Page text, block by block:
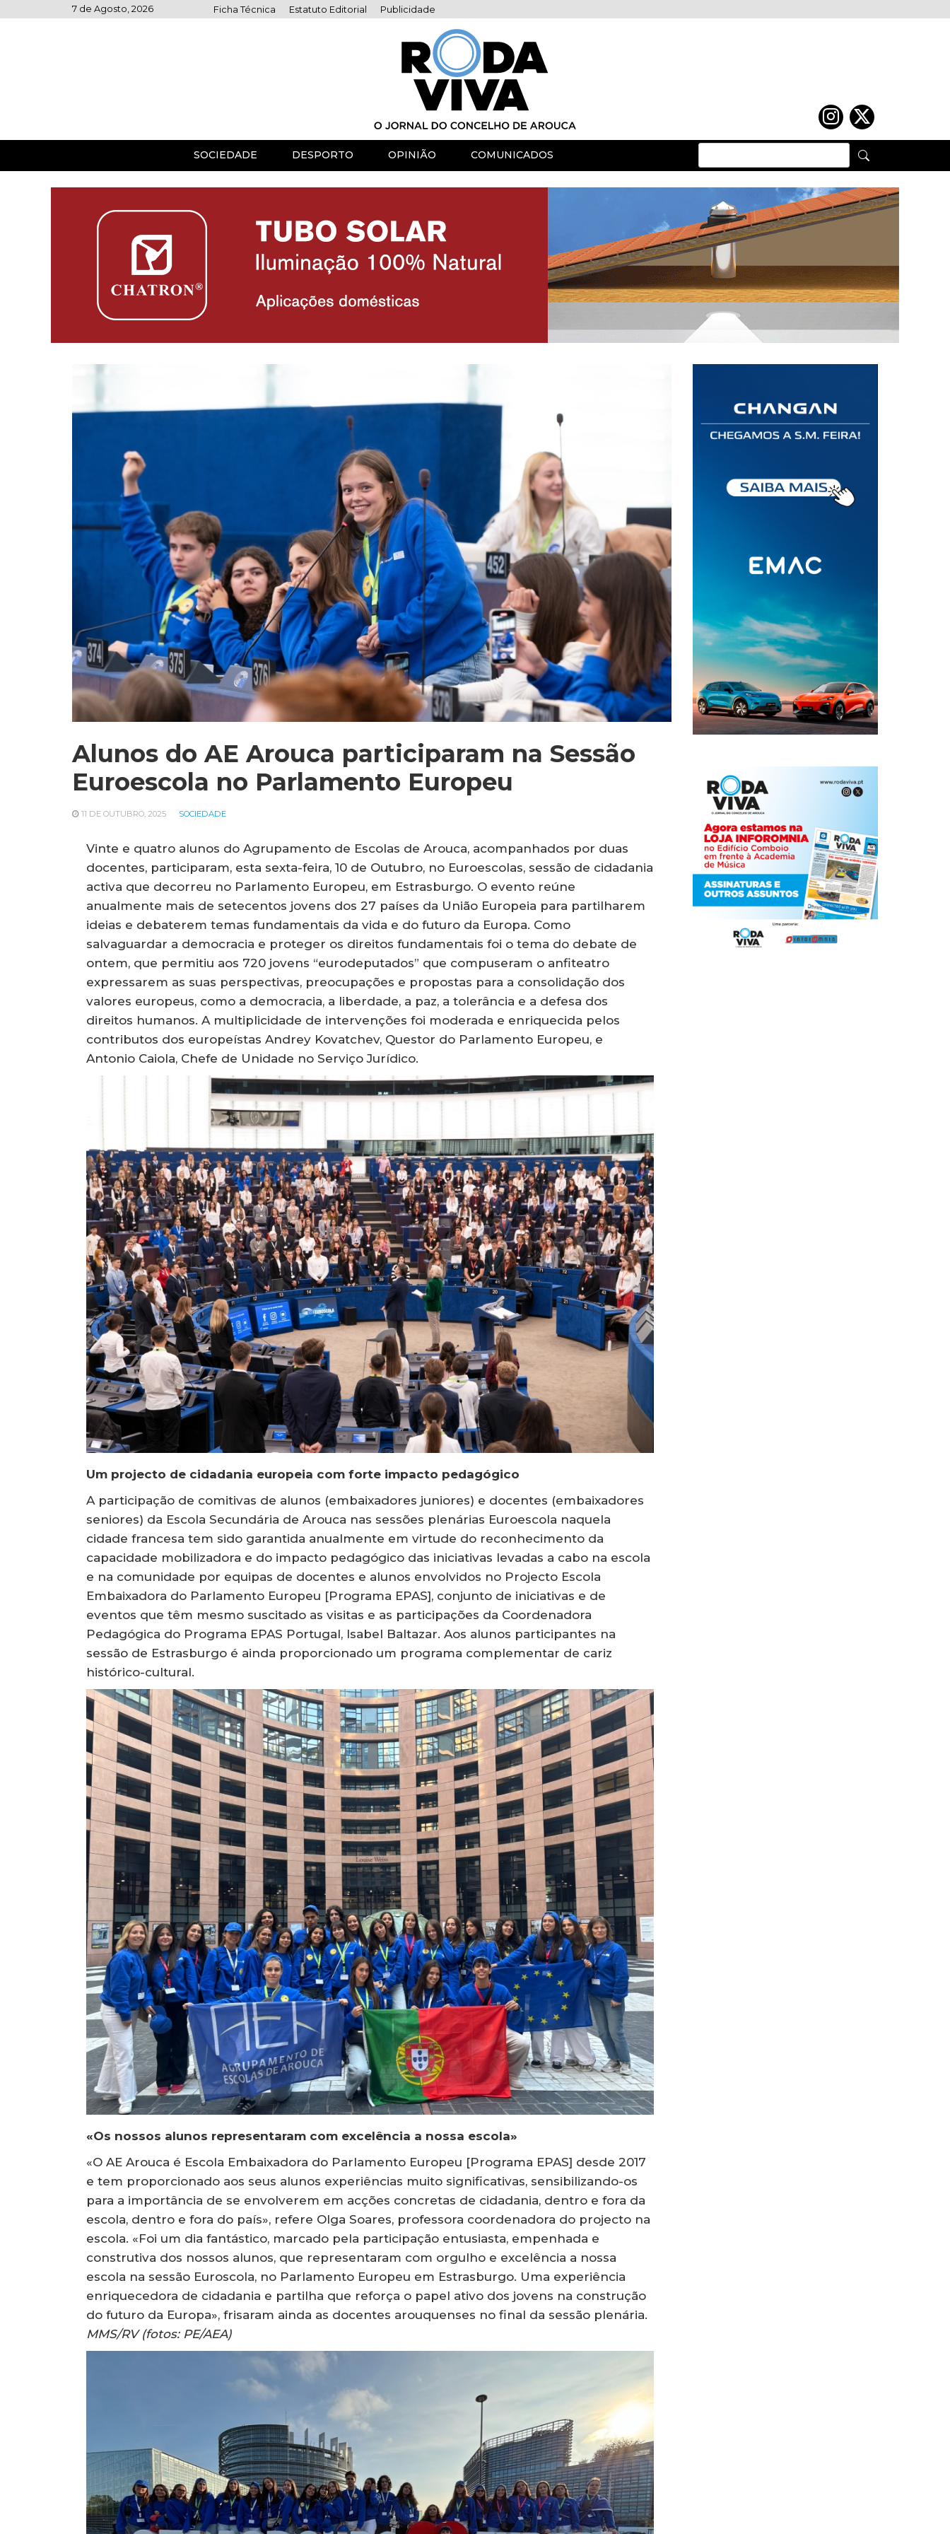
to
7 de Agosto, 2026 Ficha Técnica Estatuto Editorial Publicidade
SOCIEDADE DESPORTO OPINIÃO COMUNICADOS
Alunos do AE Arouca participaram na Sessão
Euroescola no Parlamento Europeu
11 DE OUTUBRO, 2025 SOCIEDADE
Vinte e quatro alunos do Agrupamento de Escolas de Arouca, acompanhados por duas
docentes, participaram, esta sexta-feira, 10 de Outubro, no Euroescolas, sessão de cidadania
activa que decorreu no Parlamento Europeu, em Estrasburgo. O evento reúne
anualmente mais de setecentos jovens dos 27 países da União Europeia para partilharem
ideias e debaterem temas fundamentais da vida e do futuro da Europa. Como
salvaguardar a democracia e proteger os direitos fundamentais foi o tema do debate de
ontem, que permitiu aos 720 jovens “eurodeputados” que compuseram o anfiteatro
expressarem as suas perspectivas, preocupações e propostas para a consolidação dos
valores europeus, como a democracia, a liberdade, a paz, a tolerância e a defesa dos
direitos humanos. A multiplicidade de intervenções foi moderada e enriquecida pelos
contributos dos europeístas Andrey Kovatchev, Questor do Parlamento Europeu, e
Antonio Caiola, Chefe de Unidade no Serviço Jurídico.
Um projecto de cidadania europeia com forte impacto pedagógico
A participação de comitivas de alunos (embaixadores juniores) e docentes (embaixadores
seniores) da Escola Secundária de Arouca nas sessões plenárias Euroescola naquela
cidade francesa tem sido garantida anualmente em virtude do reconhecimento da
capacidade mobilizadora e do impacto pedagógico das iniciativas levadas a cabo na escola
e na comunidade por equipas de docentes e alunos envolvidos no Projecto Escola
Embaixadora do Parlamento Europeu [Programa EPAS], conjunto de iniciativas e de
eventos que têm mesmo suscitado as visitas e as participações da Coordenadora
Pedagógica do Programa EPAS Portugal, Isabel Baltazar. Aos alunos participantes na
sessão de Estrasburgo é ainda proporcionado um programa complementar de cariz
histórico-cultural.
«Os nossos alunos representaram com excelência a nossa escola»
«O AE Arouca é Escola Embaixadora do Parlamento Europeu [Programa EPAS] desde 2017
e tem proporcionado aos seus alunos experiências muito significativas, sensibilizando-os
para a importância de se envolverem em acções concretas de cidadania, dentro e fora da
escola, dentro e fora do país», refere Olga Soares, professora coordenadora do projecto na
escola. «Foi um dia fantástico, marcado pela participação entusiasta, empenhada e
construtiva dos nossos alunos, que representaram com orgulho e excelência a nossa
escola na sessão Euroscola, no Parlamento Europeu em Estrasburgo. Uma experiência
enriquecedora de cidadania e partilha que reforça o papel ativo dos jovens na construção
do futuro da Europa», frisaram ainda as docentes arouquenses no final da sessão plenária.
MMS/RV (fotos: PE/AEA)